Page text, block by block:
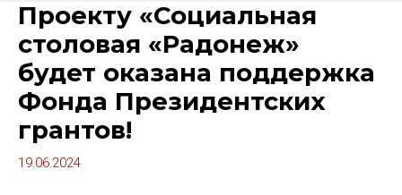
Проекту «Социальная
столовая «Радонеж»
будет оказана поддержка
Фонда Президентских
грантов!
19.06.2024